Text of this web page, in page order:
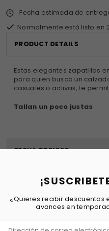
¿Quieres recibir descuentos
avances en
Fecha estimada de
Normalmente está listo en
PRODUCT DETAILS
Estas elegantes zapatillas
para quien busca un
casuales o activas, te
Tallan un poco justas
FECHA DE ENVIO
REVIEWS